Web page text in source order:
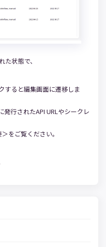
た状態で、
すると編集画面に遷移しま
行されたAPI URLやシークレ
をご覧ください。